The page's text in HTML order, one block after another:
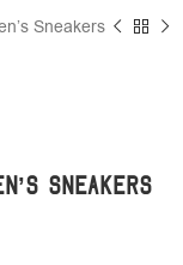
Sneakers
Sneakers